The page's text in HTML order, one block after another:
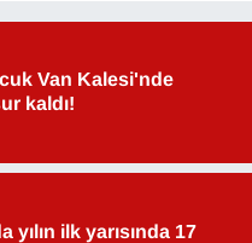
Van Kalesi'nde
kaldı!
yılın ilk yarısında 17